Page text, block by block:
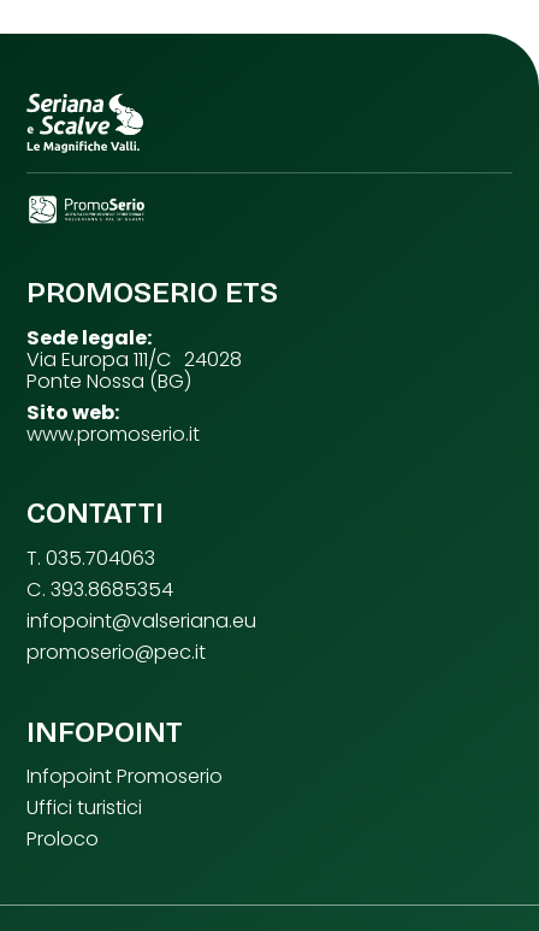
PROMOSERIO ETS
Sede legale:
Via Europa 111/C 24028
Ponte Nossa (BG)
Sito web:
www.promoserio.it
CONTATTI
T. 035.704063
C. 393.8685354
infopoint@valseriana.eu
promoserio@pec.it
INFOPOINT
Infopoint Promoserio
Uffici turistici
Proloco